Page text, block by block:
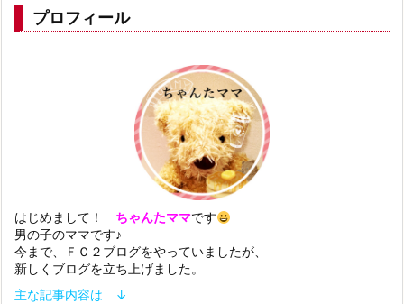
プロフィール
はじめまして！ ちゃんたママです
男の子のママです♪
今まで、ＦＣ２ブログをやっていましたが、
新しくブログを立ち上げました。
主な記事内容は ↓